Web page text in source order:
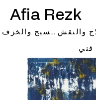
Afia Rezk
فن النسيج والخزف